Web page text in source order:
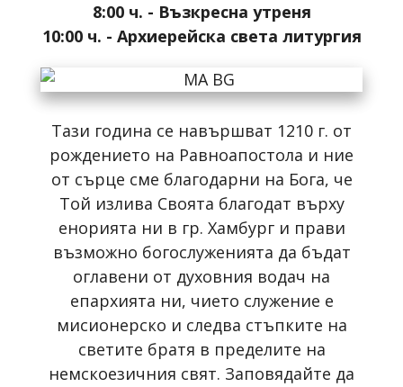
8:00 ч. - Възкресна утреня
10:00 ч. - Архиерейска света литургия
Тази година се навършват 1210 г. от
рождението на Равноапостола и ние
от сърце сме благодарни на Бога, че
Той излива Своята благодат върху
енорията ни в гр. Хамбург и прави
възможно богослуженията да бъдат
оглавени от духовния водач на
епархията ни, чието служение е
мисионерско и следва стъпките на
светите братя в пределите на
немскоезичния свят. Заповядайте да